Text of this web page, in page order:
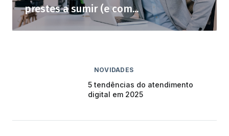
prestes a sumir (e com...
NOVIDADES
5 tendências do atendimento
digital em 2025